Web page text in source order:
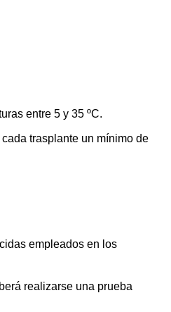
entre 5 y 35 ºC.
trasplante un mínimo de
empleados en los
realizarse una prueba